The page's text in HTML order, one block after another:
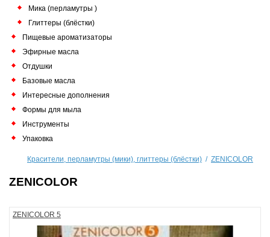
Мика (перламутры )
Глиттеры (блёстки)
Пищевые ароматизаторы
Эфирные масла
Отдушки
Базовые масла
Интересные дополнения
Формы для мыла
Инструменты
Упаковка
Красители, перламутры (мики), глиттеры (блёстки) / ZENICOLOR
ZENICOLOR
ZENICOLOR 5